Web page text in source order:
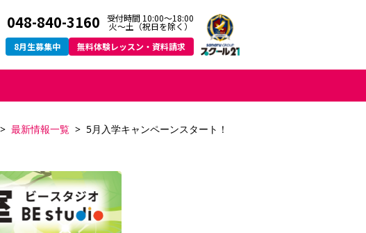
048-840-3160 受付時間 10:00～18:00
火〜土（祝日を除く）
8月生募集中 無料体験レッスン・資料請求
最新情報一覧 5月入学キャンペーンスタート！